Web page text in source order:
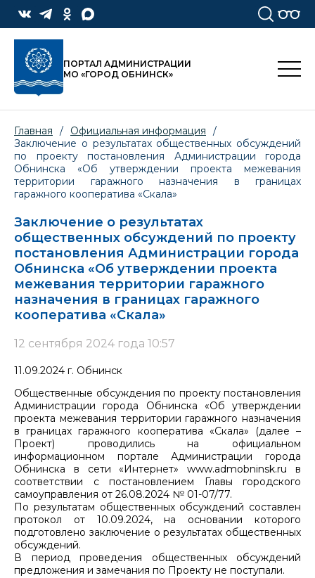
ПОРТАЛ АДМИНИСТРАЦИИ
МО «ГОРОД ОБНИНСК»
Главная / Официальная информация
/
Заключение о результатах общественных обсуждений
по проекту постановления Администрации города
Обнинска «Об утверждении проекта межевания
территории гаражного назначения в границах
гаражного кооператива «Скала»
Заключение о результатах
общественных обсуждений по проекту
постановления Администрации города
Обнинска «Об утверждении проекта
межевания территории гаражного
назначения в границах гаражного
кооператива «Скала»
12 сентября 2024 года 10:57
11.09.2024 г. Обнинск
Общественные обсуждения по проекту постановления
Администрации города Обнинска «Об утверждении
проекта межевания территории гаражного назначения
в границах гаражного кооператива «Скала» (далее –
Проект) проводились на официальном
информационном портале Администрации города
Обнинска в сети «Интернет» www.admobninsk.ru в
соответствии с постановлением Главы городского
самоуправления от 26.08.2024 № 01-07/77.
По результатам общественных обсуждений составлен
протокол от 10.09.2024, на основании которого
подготовлено заключение о результатах общественных
обсуждений.
В период проведения общественных обсуждений
предложения и замечания по Проекту не поступали.